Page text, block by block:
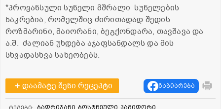
*პროვანსული სუნელი მშრალი სუნელების
ნაკრებია, რომელშიც ძირითადად შედის
როზმარინი, მაიორანი, ბეგქონდარა, თავშავა და
ა.შ. ძალიან უხდება აჯაფსანდალს და მის
სხვადასხვა სახეობებს.
დაამატე შენი რეცეპტი გაზიარება
ბადრიჯანი ბოსტნეული პამიდორი